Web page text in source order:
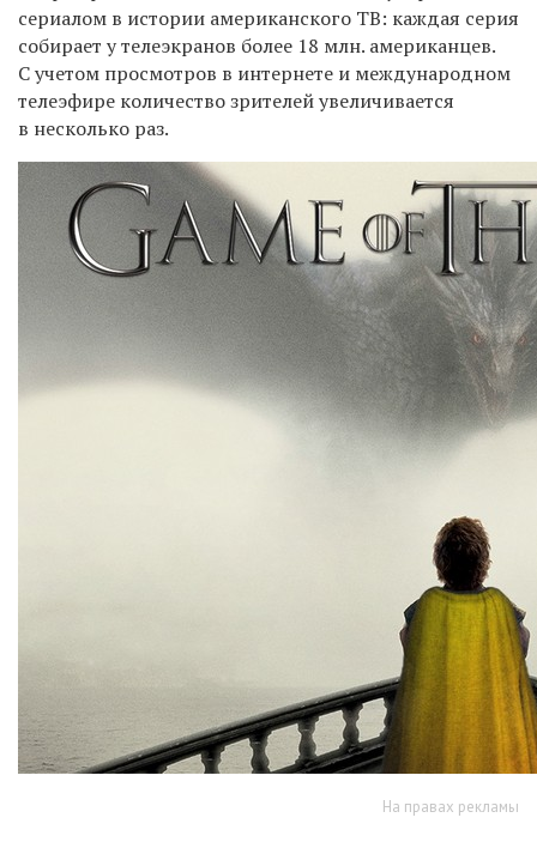
сериалом в истории американского ТВ: каждая серия
собирает у телеэкранов более 18 млн. американцев.
С учетом просмотров в интернете и международном
телеэфире количество зрителей увеличивается
в несколько раз.
На правах рекламы